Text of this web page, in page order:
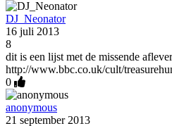
DJ_Neonator
16 juli 2013
8
dit is een lijst met de missende
http://www.bbc.co.uk/cult/
0
anonymous
21 september 2013